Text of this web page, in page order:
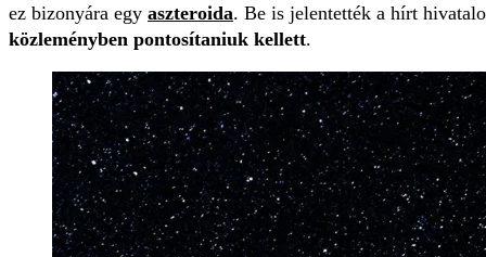
ez bizonyára egy aszteroida. Be is jelentették a hírt
közleményben pontosítaniuk kellett.